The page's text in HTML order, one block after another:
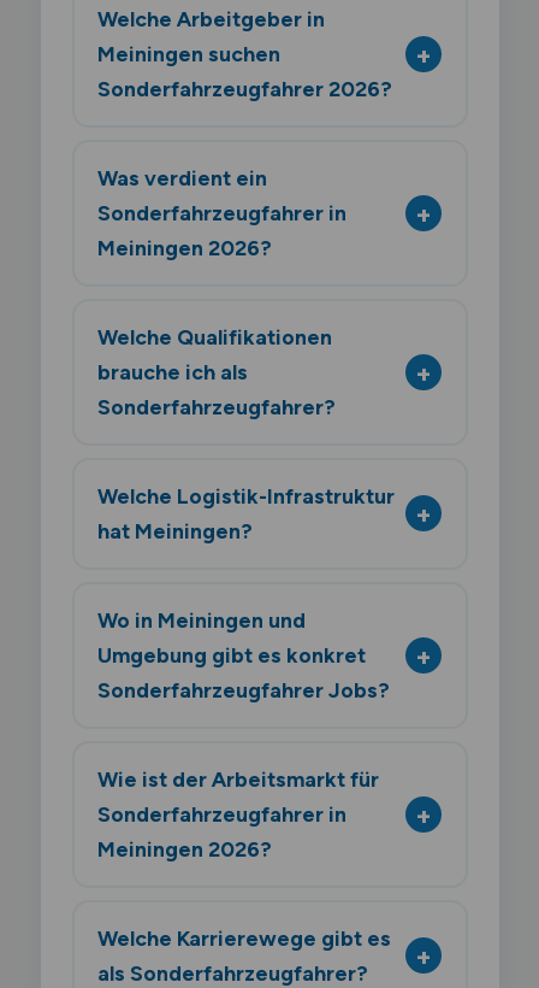
Welche Arbeitgeber in
Meiningen suchen
Sonderfahrzeugfahrer 2026?
Was verdient ein
Sonderfahrzeugfahrer in
Meiningen 2026?
Welche Qualifikationen
brauche ich als
Sonderfahrzeugfahrer?
Welche Logistik-Infrastruktur
hat Meiningen?
Wo in Meiningen und
Umgebung gibt es konkret
Sonderfahrzeugfahrer Jobs?
Wie ist der Arbeitsmarkt für
Sonderfahrzeugfahrer in
Meiningen 2026?
Welche Karrierewege gibt es
als Sonderfahrzeugfahrer?